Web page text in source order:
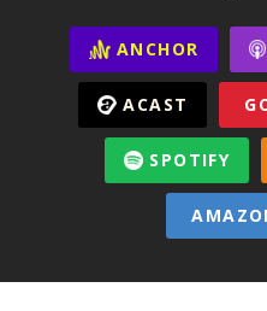
ANCHOR
ACAST
SPOTIFY